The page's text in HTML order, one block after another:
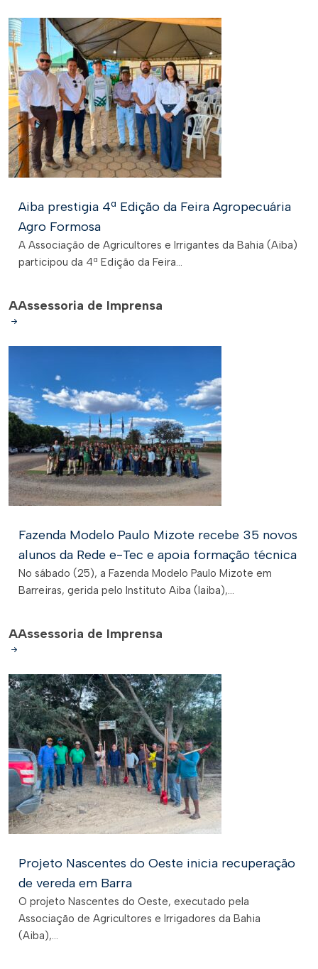
Aiba prestigia 4ª Edição da Feira Agropecuária
Agro Formosa
A Associação de Agricultores e Irrigantes da Bahia (Aiba)
participou da 4ª Edição da Feira...
AAssessoria de Imprensa
Fazenda Modelo Paulo Mizote recebe 35 novos
alunos da Rede e-Tec e apoia formação técnica
No sábado (25), a Fazenda Modelo Paulo Mizote em
Barreiras, gerida pelo Instituto Aiba (Iaiba),...
AAssessoria de Imprensa
Projeto Nascentes do Oeste inicia recuperação
de vereda em Barra
O projeto Nascentes do Oeste, executado pela
Associação de Agricultores e Irrigadores da Bahia
(Aiba),...